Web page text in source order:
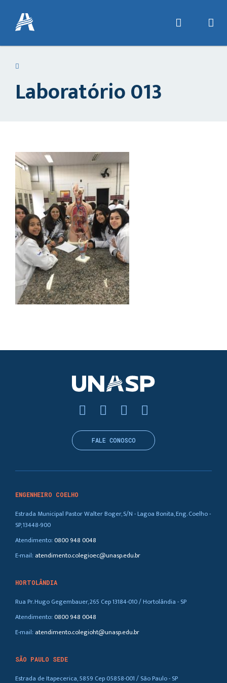
Laboratório 013
ENGENHEIRO COELHO
Estrada Municipal Pastor Walter Boger, S/N - Lagoa Bonita, Eng. Coelho -
SP, 13448-900
Atendimento:0800 948 0048
E-mail: atendimento.colegioec@unasp.edu.br
HORTOLÂNDIA
Rua Pr. Hugo Gegembauer, 265 Cep 13184-010 / Hortolândia - SP
Atendimento:0800 948 0048
E-mail: atendimento.colegioht@unasp.edu.br
SÃO PAULO SEDE
Estrada de Itapecerica, 5859 Cep 05858-001 / São Paulo - SP
FALE CONOSCO